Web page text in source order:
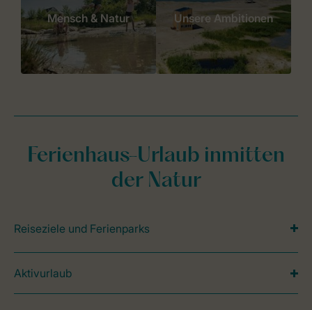
Mensch & Natur Unsere Ambitionen
Ferienhaus-Urlaub inmitten
der Natur
Reiseziele und Ferienparks
Aktivurlaub